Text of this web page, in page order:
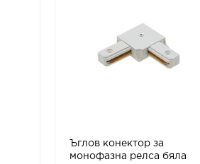
Ъглов конектор за
монофазна релса бяла